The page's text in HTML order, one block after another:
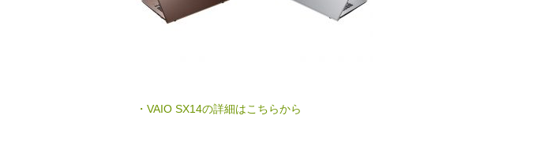
・VAIO SX14の詳細はこちらから